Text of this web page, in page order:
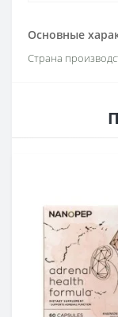
Основные
Страна